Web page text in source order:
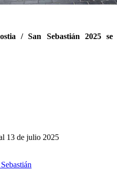
/ San Sebastián 2025 se
13 de julio 2025